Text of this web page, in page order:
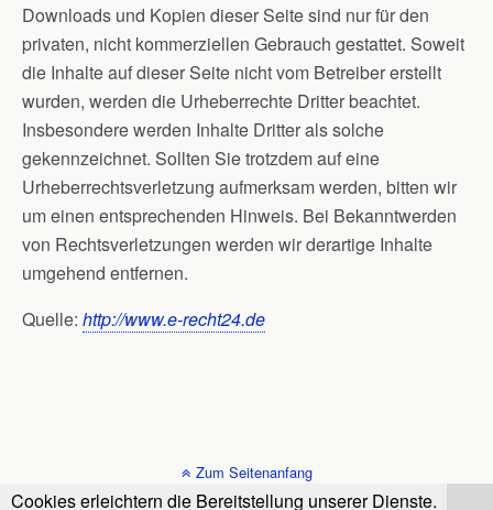
Downloads und Kopien dieser Seite sind nur für den
privaten, nicht kommerziellen Gebrauch gestattet. Soweit
die Inhalte auf dieser Seite nicht vom Betreiber erstellt
wurden, werden die Urheberrechte Dritter beachtet.
Insbesondere werden Inhalte Dritter als solche
gekennzeichnet. Sollten Sie trotzdem auf eine
Urheberrechtsverletzung aufmerksam werden, bitten wir
um einen entsprechenden Hinweis. Bei Bekanntwerden
von Rechtsverletzungen werden wir derartige Inhalte
umgehend entfernen.
Quelle: http://www.e-recht24.de
Zum Seitenanfang
Cookies erleichtern die Bereitstellung unserer Dienste.